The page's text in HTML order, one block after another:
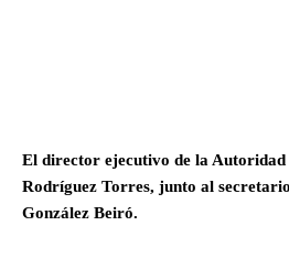
El director ejecutivo de la
Rodríguez Torres, junto al
González Beiró.